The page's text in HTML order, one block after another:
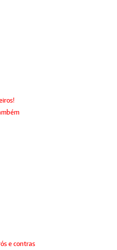
e contras